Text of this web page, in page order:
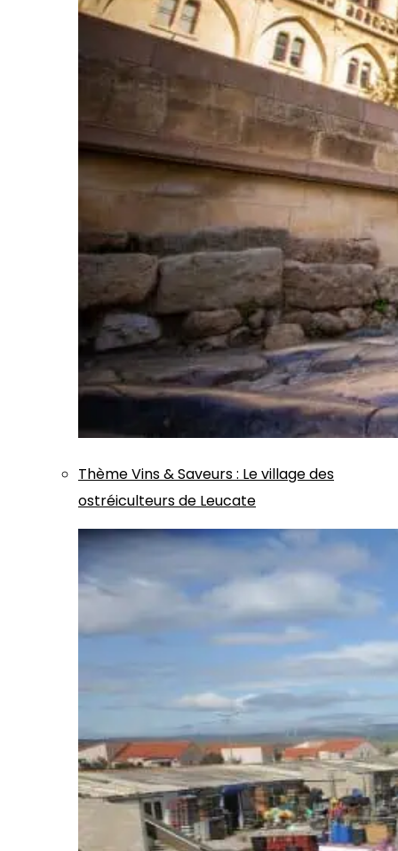
ThèmeVins & Saveurs: Le village des
ostréiculteurs de Leucate